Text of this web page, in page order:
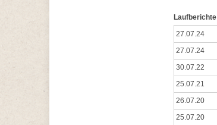
Laufberichte
27.07.24
27.07.24
30.07.22
25.07.21
26.07.20
25.07.20